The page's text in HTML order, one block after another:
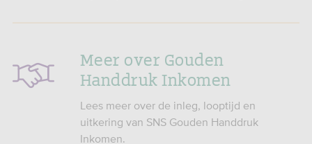
Meer over Gouden
Handdruk Inkomen
Lees meer over de inleg, looptijd en
uitkering van SNS Gouden Handdruk
Inkomen.